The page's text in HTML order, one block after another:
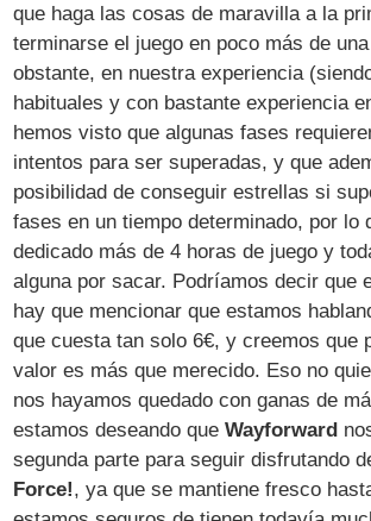
que haga las cosas de maravilla a la
terminarse el juego en poco más de
obstante, en nuestra experiencia
habituales y con bastante experiencia
hemos visto que algunas fases
intentos para ser superadas, y que
posibilidad de conseguir estrellas si
fases en un tiempo determinado, por lo
dedicado más de 4 horas de juego y
alguna por sacar. Podríamos decir que
hay que mencionar que estamos
que cuesta tan solo 6€, y creemos que
valor es más que merecido. Eso no
nos hayamos quedado con ganas de
estamos deseando queWayforward
segunda parte para seguir disfrutando
Force!, ya que se mantiene fresco